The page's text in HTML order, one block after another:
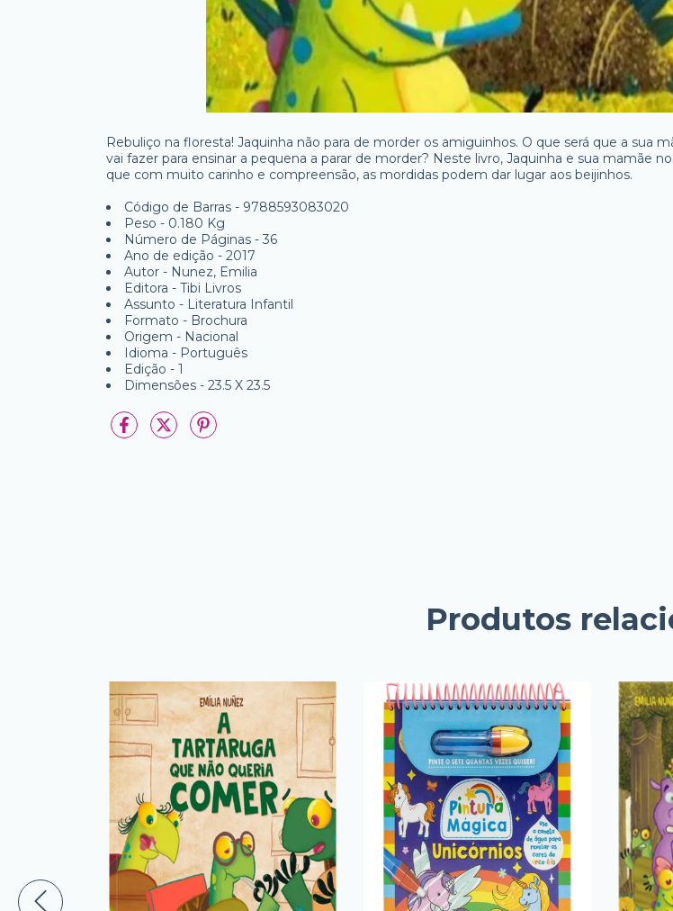
Rebuliço na floresta! Jaquinha não para de morder os amiguinhos. O que será que a sua
vai fazer para ensinar a pequena a parar de morder? Neste livro, Jaquinha e sua mamãe
que com muito carinho e compreensão, as mordidas podem dar lugar aos beijinhos.
Código de Barras - 9788593083020
Peso - 0.180 Kg
Número de Páginas - 36
Ano de edição - 2017
Autor - Nunez, Emilia
Editora - Tibi Livros
Assunto - Literatura Infantil
Formato - Brochura
Origem - Nacional
Idioma - Português
Edição - 1
Dimensões - 23.5 X 23.5
Produtos